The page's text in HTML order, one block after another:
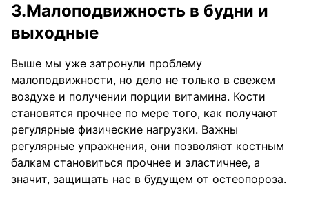
3.Малоподвижность в будни и
выходные
Выше мы уже затронули проблему
малоподвижности, но дело не только в свежем
воздухе и получении порции витамина. Кости
становятся прочнее по мере того, как получают
регулярные физические нагрузки. Важны
регулярные упражнения, они позволяют костным
балкам становиться прочнее и эластичнее, а
значит, защищать нас в будущем от остеопороза.